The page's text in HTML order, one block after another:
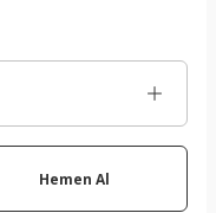
Hemen Al